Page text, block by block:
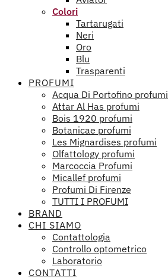
Colori
Tartarugati
Neri
Oro
Blu
Trasparenti
PROFUMI
Acqua Di Portofino profumi
Attar Al Has profumi
Bois 1920 profumi
Botanicae profumi
Les Mignardises profumi
Olfattology profumi
Marcoccia Profumi
Micallef profumi
Profumi Di Firenze
TUTTI I PROFUMI
BRAND
CHI SIAMO
Contattologia
Controllo optometrico
Laboratorio
CONTATTI